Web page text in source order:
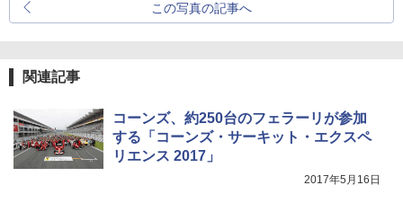
この写真の記事へ
関連記事
コーンズ、約250台のフェラーリが参加
する「コーンズ・サーキット・エクスペ
リエンス 2017」
2017年5月16日